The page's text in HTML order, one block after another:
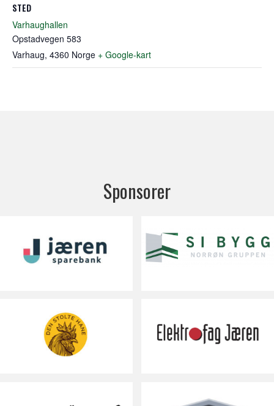
STED
Varhaughallen
Opstadvegen 583
Varhaug, 4360 Norge + Google-kart
Sponsorer